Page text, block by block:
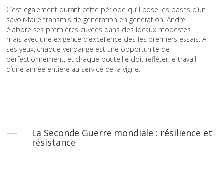
C’est également durant cette période qu’il pose les bases d’un
savoir-faire transmis de génération en génération. André
élabore ses premières cuvées dans des locaux modestes
mais avec une exigence d’excellence dès les premiers essais. À
ses yeux, chaque vendange est une opportunité de
perfectionnement, et chaque bouteille doit refléter le travail
d’une année entière au service de la vigne.
La Seconde Guerre mondiale : résilience et
résistance